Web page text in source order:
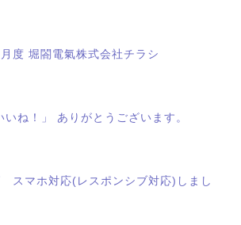
度 堀閤電氣株式会社チラシ
いね！」 ありがとうございます。
スマホ対応(レスポンシブ対応)しまし